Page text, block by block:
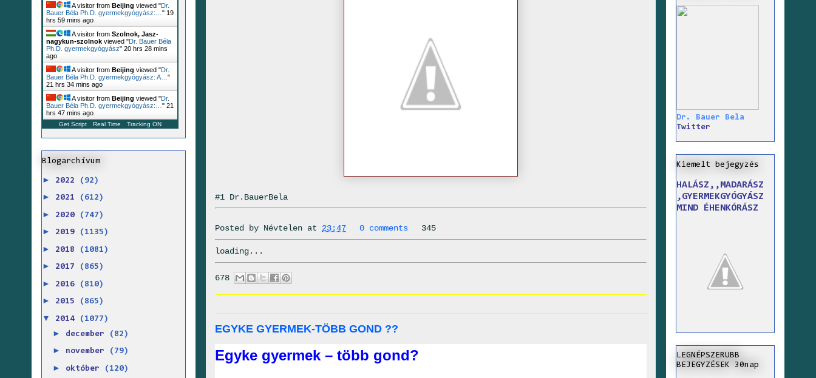
#1 Dr.BauerBela
Posted by Névtelen at 23:47 0 comments 345
loading...
678
EGYKE GYERMEK-TÖBB GOND ??
Egyke gyermek – több gond?
A visitor from Beijing viewed "Dr.
Bauer Béla Ph.D. gyermekgyógyász:… " 19
hrs 59 mins ago
A visitor from Szolnok, Jasz-
nagykun-szolnok viewed "Dr. Bauer Béla
Ph.D. gyermekgyógyász" 20 hrs 28 mins
ago
A visitor from Beijing viewed "Dr.
Bauer Béla Ph.D. gyermekgyógyász: A… "
21 hrs 34 mins ago
A visitor from Beijing viewed "Dr.
Bauer Béla Ph.D. gyermekgyógyász:… " 21
hrs 47 mins ago
Get Script Real Time Tracking ON
Blogarchívum
► 2022 (92)
► 2021 (612)
► 2020 (747)
► 2019 (1135)
► 2018 (1081)
► 2017 (865)
► 2016 (810)
► 2015 (865)
▼ 2014 (1077)
► december (82)
► november (79)
► október (120)
Dr. Bauer Bela
Twitter
Kiemelt bejegyzés
HALÁSZ,,MADARÁSZ
,GYERMEKGYÓGYÁSZ
MIND ÉHENKÓRÁSZ
LEGNÉPSZERUBB
BEJEGYZÉSEK 30nap